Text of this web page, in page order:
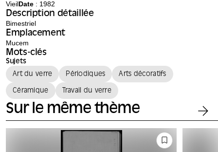
VieilDate : 1982
Description détaillée
Bimestriel
Emplacement
Mucem
Mots-clés
Sujets
Art du verre
Périodiques Arts décoratifs
Céramique Travail du verre
Sur le même thème